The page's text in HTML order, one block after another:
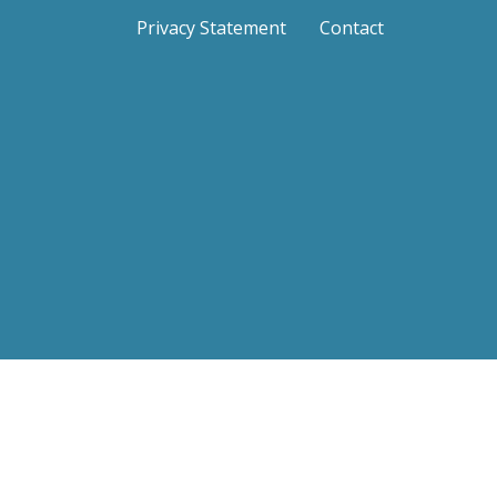
Privacy Statement Contact